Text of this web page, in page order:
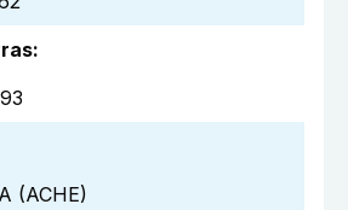
:
(ACHE)